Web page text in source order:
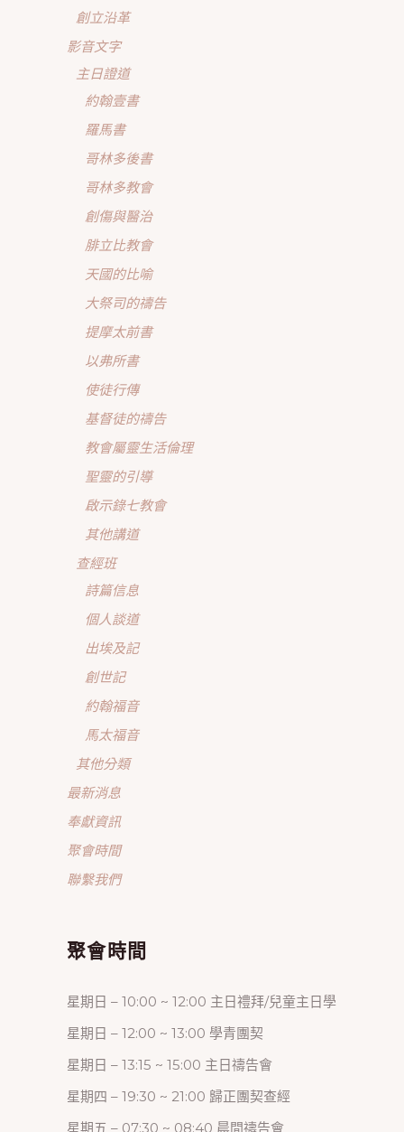
創立沿革
影音文字
主日證道
約翰壹書
羅馬書
哥林多後書
哥林多教會
創傷與醫治
腓立比教會
天國的比喻
大祭司的禱告
提摩太前書
以弗所書
使徒行傳
基督徒的禱告
教會屬靈生活倫理
聖靈的引導
啟示錄七教會
其他講道
查經班
詩篇信息
個人談道
出埃及記
創世記
約翰福音
馬太福音
其他分類
最新消息
奉獻資訊
聚會時間
聯繫我們
聚會時間
星期日 – 10:00 ~ 12:00 主日禮拜/兒童主日學
星期日 – 12:00 ~ 13:00 學青團契
星期日 – 13:15 ~ 15:00 主日禱告會
星期四 – 19:30 ~ 21:00 歸正團契查經
星期五 – 07:30 ~ 08:40 晨間禱告會